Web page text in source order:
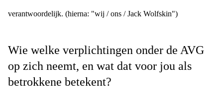
verantwoordelijk. (hierna: "wij / ons / Jack Wolfskin")
Wie welke verplichtingen onder de AVG
op zich neemt, en wat dat voor jou als
betrokkene betekent?